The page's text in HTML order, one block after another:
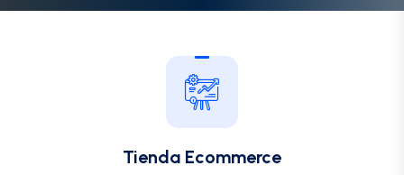
Tienda Ecommerce